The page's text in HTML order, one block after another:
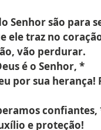
Senhor são para
ele traz no
vão perdurar.
é o Senhor, *
por sua herança!
confiantes,
e proteção!